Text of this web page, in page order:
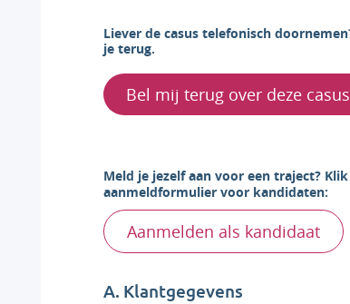
Liever de casus telefonisch
je terug.
Bel mij terug over deze casus
Meld je jezelf aan voor een traject?
aanmeldformulier voor kandidaten:
Aanmelden als kandidaat
A. Klantgegevens